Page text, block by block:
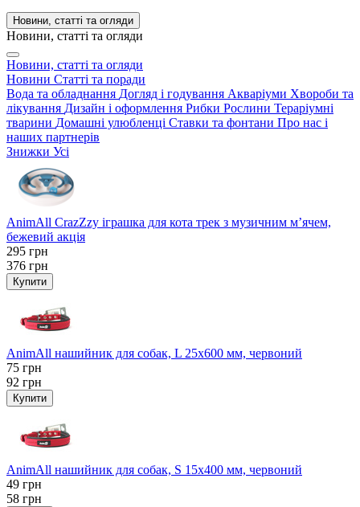
Новини, статті та огляди
Новини, статті та огляди
Новини, статті та огляди
Новини Статті та поради
Вода та обладнання Догляд і годування Акваріуми Хвороби та
лікування Дизайн і оформлення Рибки Рослини Тераріумні
тварини Домашні улюбленці Ставки та фонтани Про нас і
наших партнерів
Знижки Усі
AnimAll CrazZzy іграшка для кота трек з музичним м’ячем,
бежевий акція
295 грн
376 грн
Купити
AnimAll нашийник для собак, L 25x600 мм, червоний
75 грн
92 грн
Купити
AnimAll нашийник для собак, S 15х400 мм, червоний
49 грн
58 грн